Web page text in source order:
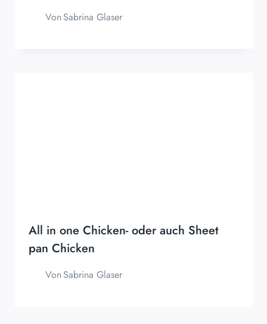
VonSabrina Glaser
All in one Chicken- oder auch Sheet
pan Chicken
VonSabrina Glaser